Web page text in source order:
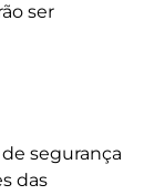
ser
segurança
das